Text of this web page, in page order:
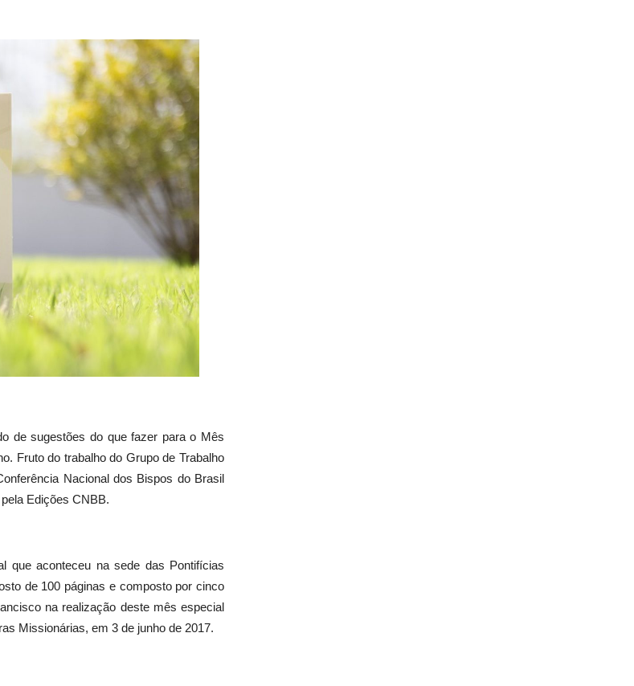
de sugestões do que fazer para o Mês
Fruto do trabalho do Grupo de Trabalho
Nacional dos Bispos do Brasil
Edições CNBB.
que aconteceu na sede das Pontifícias
de 100 páginas e composto por cinco
na realização deste mês especial
Missionárias, em 3 de junho de 2017.